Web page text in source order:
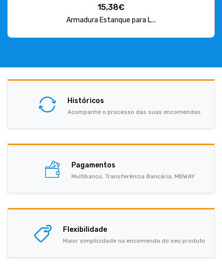
15,38€
Armadura Estanque para L...
Históricos
Acompanhe o processo das suas encomendas
Pagamentos
Multibanco, Transferência Bancária, MBWAY
Flexibilidade
Maior simplicidade na encomenda do seu produto